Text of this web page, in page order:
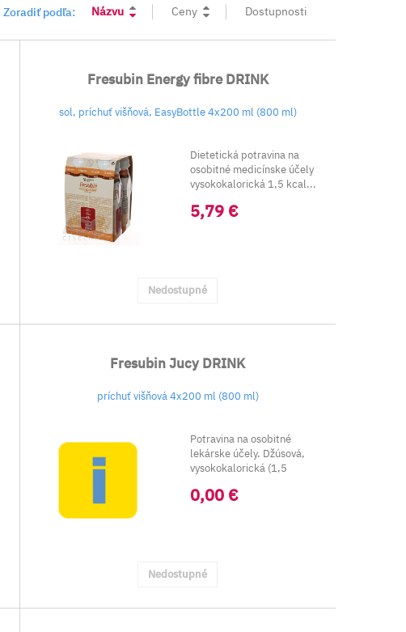
Zoradiť podľa: Názvu Ceny Dostupnosti
Fresubin Energy fibre DRINK
sol, príchuť višňová, EasyBottle 4x200 ml (800 ml)
Dietetická potravina na
osobitné medicínske účely
vysokokalorická 1,5 kcal...
5,79 €
Nedostupné
Fresubin Jucy DRINK
príchuť višňová 4x200 ml (800 ml)
Potravina na osobitné
lekárske účely. Džúsová,
vysokokalorická (1,5
0,00 €
Nedostupné